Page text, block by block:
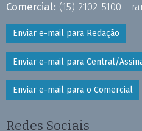
Comercial: (15) 2102-5100 -
Enviar e-mail para Redação
Enviar e-mail para Central/
Enviar e-mail para o Comercial
Redes Sociais